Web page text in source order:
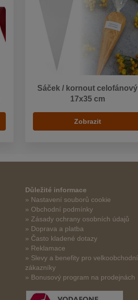
Sáček / kornout celofánový
17x35 cm
Zobrazit
Důležité informace
» Nastavení souborů cookie
» Obchodní podmínky
» Zásady ochrany osobních údajů
» Doprava a platba
» Často kladené dotazy
» Reklamace
» Slevy a benefity pro velkoobchodní
zákazníky
» Bonusový program na prodejnách